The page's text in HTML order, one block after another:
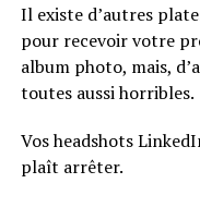
Il existe d’autres
pour recevoir votre
album photo, mais,
toutes aussi horribles.
Vos headshots
plaît arrêter.